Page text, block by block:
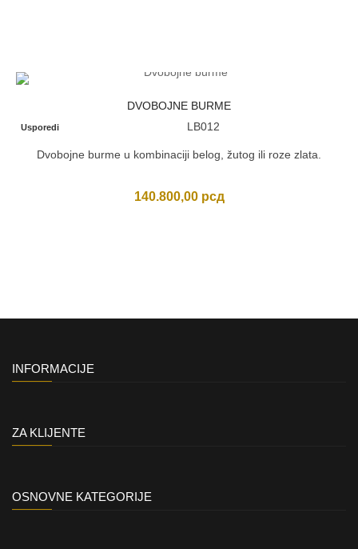
DVOBOJNE BURME
Usporedi LB012
Dvobojne burme u kombinaciji belog, žutog ili roze zlata.
140.800,00 рсд
INFORMACIJE
ZA KLIJENTE
OSNOVNE KATEGORIJE